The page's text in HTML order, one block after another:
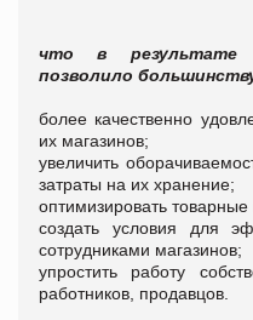
что в результате
позволило
более качественно
их магазинов;
увеличить
затраты на их хранение;
оптимизировать товарные
создать условия для
сотрудниками магазинов;
упростить работу
работников, продавцов.